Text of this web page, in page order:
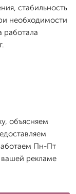
стабильность
необходимости
работала
объясняем
Пн-Пт
рекламе